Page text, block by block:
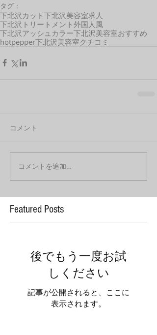
タグ：
下北沢カット 下北沢美容室求人
下北沢トリートメント 外国人風
下北沢アッシュカラー下北沢美容室おすすめ
hotpepper下北沢美容室クチコミ
コメント
コメントを追加…
Featured Posts
後でもう一度お試
しください
記事が公開されると、ここに
表示されます。